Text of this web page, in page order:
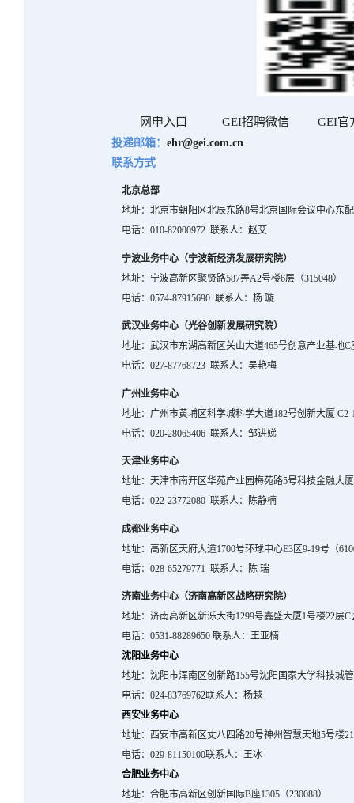
网申入口GEI招聘微信GEI官
投递邮箱： ehr@gei.com.cn
联系方式
北京总部
地址：北京市朝阳区北辰东路8号北京国际会议中心东
电话：010-82000972联系人：赵艾
宁波业务中心（宁波新经济发展研究院）
地址：宁波高新区聚贤路587弄A2号楼6层（315048）
电话：0574-87915690联系人：杨 璇
武汉业务中心（光谷创新发展研究院）
地址：武汉市东湖高新区关山大道465号创意产业基地C
电话：027-87768723联系人：吴艳梅
广州业务中心
地址：广州市黄埔区科学城科学大道182号创新大厦C2-
电话：020-28065406联系人：邹进娣
天津业务中心
地址：天津市南开区华苑产业园梅苑路5号科技金融大厦
电话：022-23772080联系人：陈静楠
成都业务中心
地址：高新区天府大道1700号环球中心E3区9-19号（
电话：028-65279771联系人：陈 瑞
济南业务中心（济南高新区战略研究院）
地址：济南高新区新泺大街1299号鑫盛大厦1号楼22层C
电话：0531-88289650联系人：王亚楠
沈阳业务中心
地址：沈阳市浑南区创新路155号沈阳国家大学科技城
电话：024-83769762联系人：杨越
西安业务中心
地址：西安市高新区丈八四路20号神州智慧天地5号楼21
电话：029-81150100联系人：王冰
合肥业务中心
地址：合肥市高新区创新国际B座1305 （230088）